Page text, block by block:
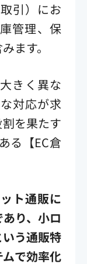
引）にお
管理、保
ます。
きく異な
対応が求
を果たす
る【EC倉
ト通販に
り、小ロ
う通販特
で効率化